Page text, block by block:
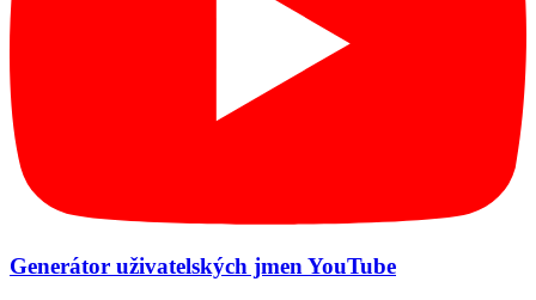
Generátor uživatelských jmen YouTube